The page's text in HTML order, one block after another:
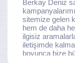
Berkay Deniz
sitemize gelen
hem de daha
ilgisiz
iletişimde
boyunca bize